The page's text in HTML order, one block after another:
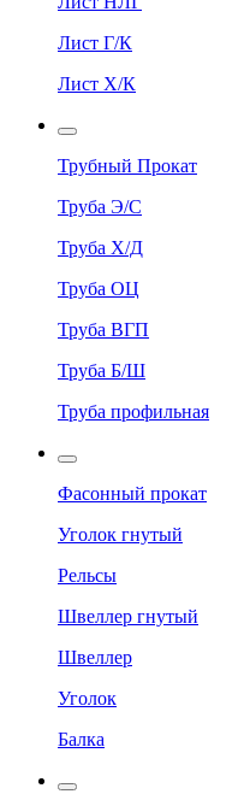
Лист Г/К
Лист Х/К
Трубный Прокат
Труба Э/С
Труба Х/Д
Труба ОЦ
Труба ВГП
Труба Б/Ш
Труба профильная
Фасонный прокат
Уголок гнутый
Рельсы
Швеллер гнутый
Швеллер
Уголок
Балка